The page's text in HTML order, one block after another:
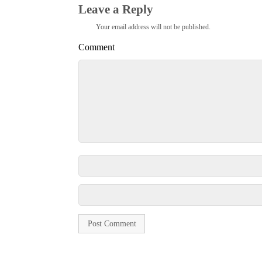
Leave a Reply
Your email address will not be published.
Comment